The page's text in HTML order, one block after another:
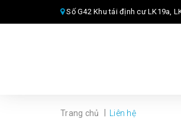
Số G42 Khu tái định cư LK19a, LK19b, X7,
Trang chủ Liên hệ